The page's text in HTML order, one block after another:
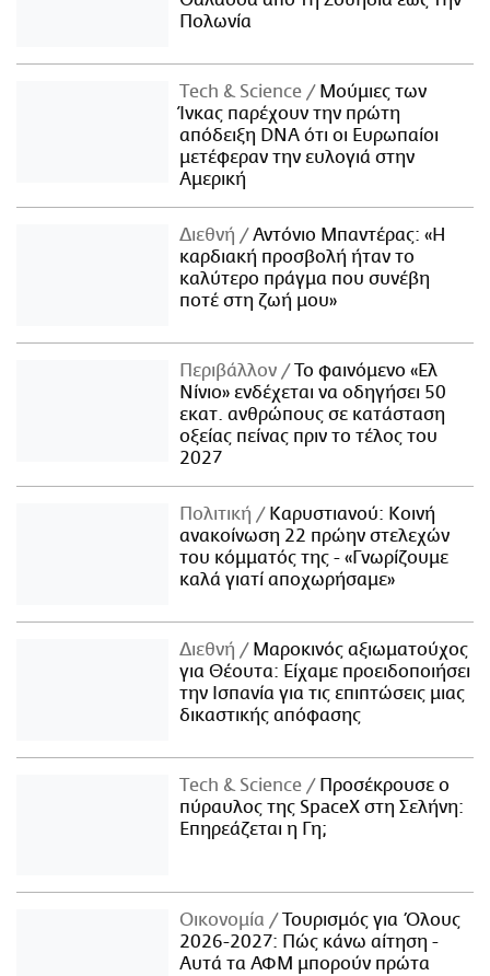
Πολωνία
Τech & Science
Μούμιες των
Ίνκας παρέχουν την πρώτη
απόδειξη DNA ότι οι Ευρωπαίοι
μετέφεραν την ευλογιά στην
Αμερική
Διεθνή
Αντόνιο Μπαντέρας: «Η
καρδιακή προσβολή ήταν το
καλύτερο πράγμα που συνέβη
ποτέ στη ζωή μου»
Περιβάλλον
Το φαινόμενο «Ελ
Νίνιο» ενδέχεται να οδηγήσει 50
εκατ. ανθρώπους σε κατάσταση
οξείας πείνας πριν το τέλος του
2027
Πολιτική
Καρυστιανού: Κοινή
ανακοίνωση 22 πρώην στελεχών
του κόμματός της - «Γνωρίζουμε
καλά γιατί αποχωρήσαμε»
Διεθνή
Μαροκινός αξιωματούχος
για Θέουτα: Είχαμε προειδοποιήσει
την Ισπανία για τις επιπτώσεις μιας
δικαστικής απόφασης
Τech & Science
Προσέκρουσε ο
πύραυλος της SpaceX στη Σελήνη:
Επηρεάζεται η Γη;
Οικονομία
Τουρισμός για Όλους
2026-2027: Πώς κάνω αίτηση -
Αυτά τα ΑΦΜ μπορούν πρώτα